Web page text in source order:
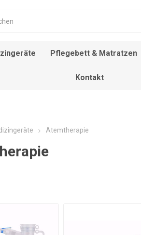
SCHUHE / SOCKEN /
TOILETTENSITZERHÖHUNG
ELEKTROMOBIL
Pflegebett & Matratzen
LAGERUNGSHILFEN
Kontakt
Atemtherapie